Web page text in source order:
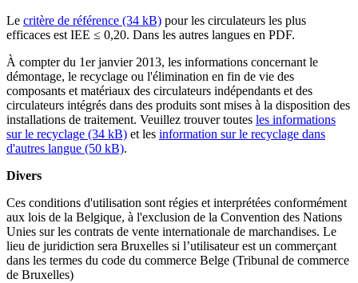
Le critère de référence (34 kB) pour les circulateurs les plus
efficaces est IEE ≤ 0,20. Dans les autres langues en PDF.
À compter du 1er janvier 2013, les informations concernant le
démontage, le recyclage ou l'élimination en fin de vie des
composants et matériaux des circulateurs indépendants et des
circulateurs intégrés dans des produits sont mises à la disposition des
installations de traitement. Veuillez trouver toutes les informations
sur le recyclage (34 kB) et les information sur le recyclage dans
d'autres langue (50 kB).
Divers
Ces conditions d'utilisation sont régies et interprétées conformément
aux lois de la Belgique, à l'exclusion de la Convention des Nations
Unies sur les contrats de vente internationale de marchandises. Le
lieu de juridiction sera Bruxelles si l’utilisateur est un commerçant
dans les termes du code du commerce Belge (Tribunal de commerce
de Bruxelles)